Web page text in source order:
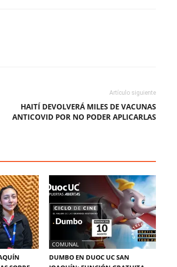
Artículo siguiente
HAITÍ DEVOLVERÁ MILES DE VACUNAS
ANTICOVID POR NO PODER APLICARLAS
COMUNAL
DUMBO EN DUOC UC SAN